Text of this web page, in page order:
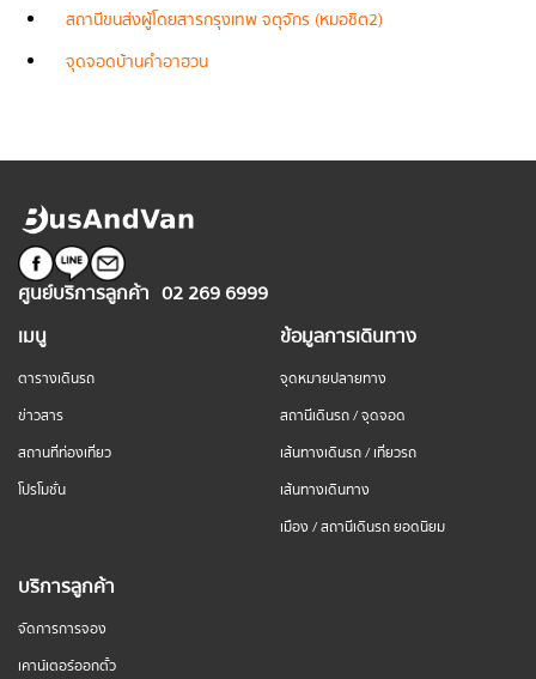
สถานีขนส่งผู้โดยสารกรุงเทพ จตุจักร (หมอชิต2)
จุดจอดบ้านคำอาฮวน
ศูนย์บริการลูกค้า 02 269 6999
เมนู
ตารางเดินรถ
ข่าวสาร
สถานที่ท่องเที่ยว
โปรโมชั่น
ข้อมูลการเดินทาง
จุดหมายปลายทาง
สถานีเดินรถ / จุดจอด
เส้นทางเดินรถ / เที่ยวรถ
เส้นทางเดินทาง
เมือง / สถานีเดินรถ ยอดนิยม
บริการลูกค้า
จัดการการจอง
เคาน์เตอร์ออกตั๋ว